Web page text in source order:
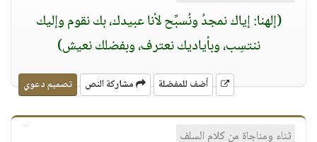
(إلهنا: إياك نمجدُ ونُسبِّح لأنا عبيدك، بك نقوم وإليك
ننتسِب، وبأياديك نعترف، وبفضلك نعيش)
أضف للمفضلة مشاركة النص تصميم دعوي
ثناء ومناجاة من كلام السلف